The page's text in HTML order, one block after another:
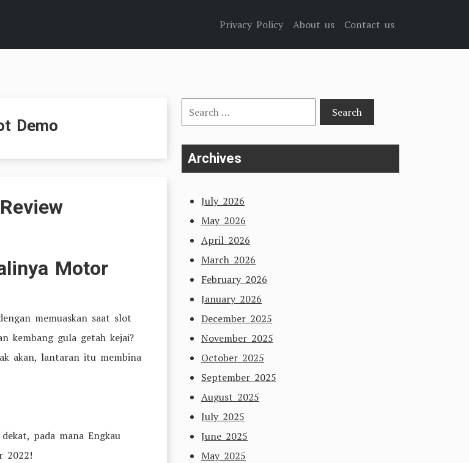
Privacy Policy About us Contact us
Demo
Motor
memuaskan saat slot
kembang gula getah kejai?
akan, lantaran itu membina
pada mana Engkau
2022!
Search
for:
Archives
July 2026
May 2026
April 2026
March 2026
February 2026
January 2026
December 2025
November 2025
October 2025
September 2025
August 2025
July 2025
June 2025
May 2025